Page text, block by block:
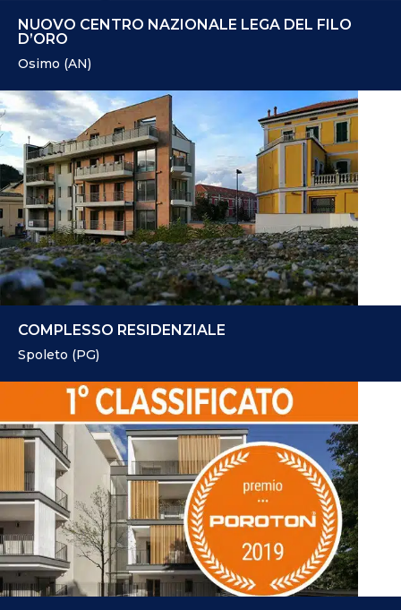
NUOVO CENTRO NAZIONALE LEGA DEL FILO
D’ORO
Osimo (AN)
COMPLESSO RESIDENZIALE
Spoleto (PG)